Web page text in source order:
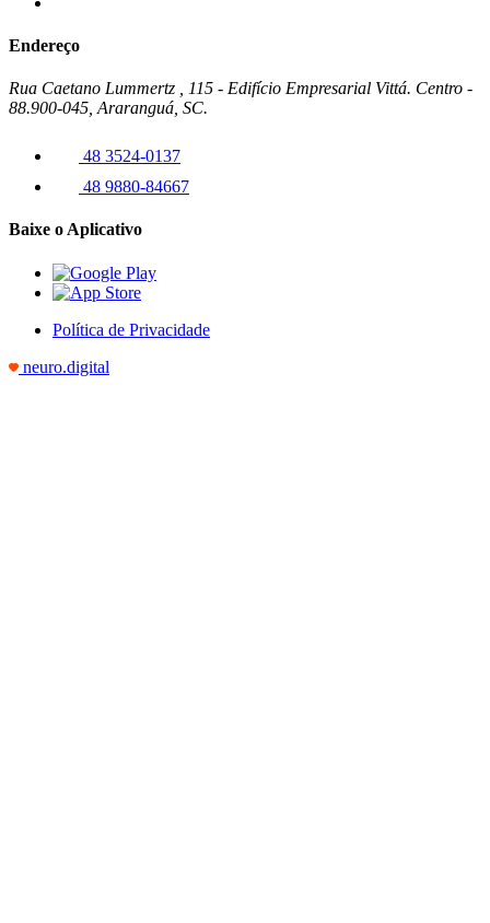
Endereço
Rua Caetano Lummertz , 115 - Edifício Empresarial Vittá. Centro -
88.900-045, Araranguá, SC.
48 3524-0137
48 9880-84667
Baixe o Aplicativo
Política de Privacidade
neuro.digital